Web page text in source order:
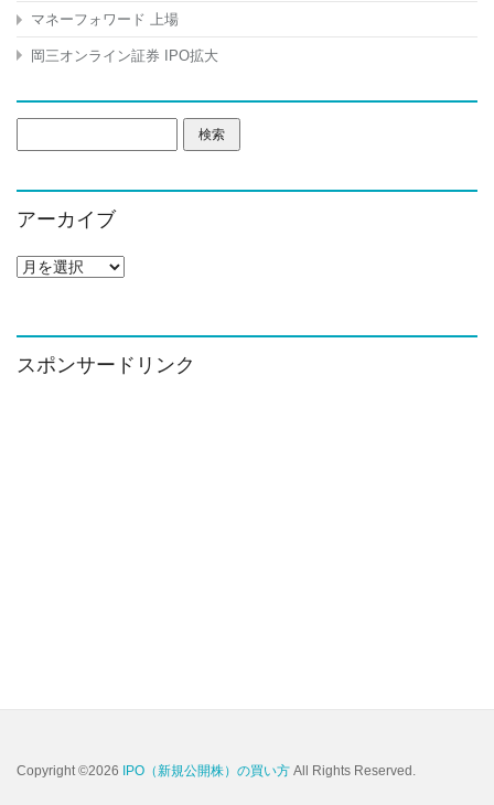
マネーフォワード 上場
岡三オンライン証券 IPO拡大
索:
アーカイブ
ア
イ
ブ
スポンサードリンク
Copyright ©2026 IPO（新規公開株）の買い方 All Rights Reserved.